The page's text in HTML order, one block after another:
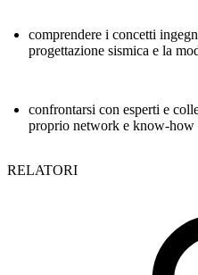
comprendere i concetti
progettazione sismica e la
confrontarsi con esperti e
proprio network e know-how
RELATORI